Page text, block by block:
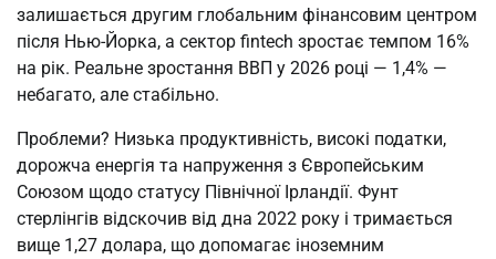
залишається другим глобальним фінансовим центром
після Нью-Йорка, а сектор fintech зростає темпом 16%
на рік. Реальне зростання ВВП у 2026 році — 1,4% —
небагато, але стабільно.
Проблеми? Низька продуктивність, високі податки,
дорожча енергія та напруження з Європейським
Союзом щодо статусу Північної Ірландії. Фунт
стерлінгів відскочив від дна 2022 року і тримається
вище 1,27 долара, що допомагає іноземним